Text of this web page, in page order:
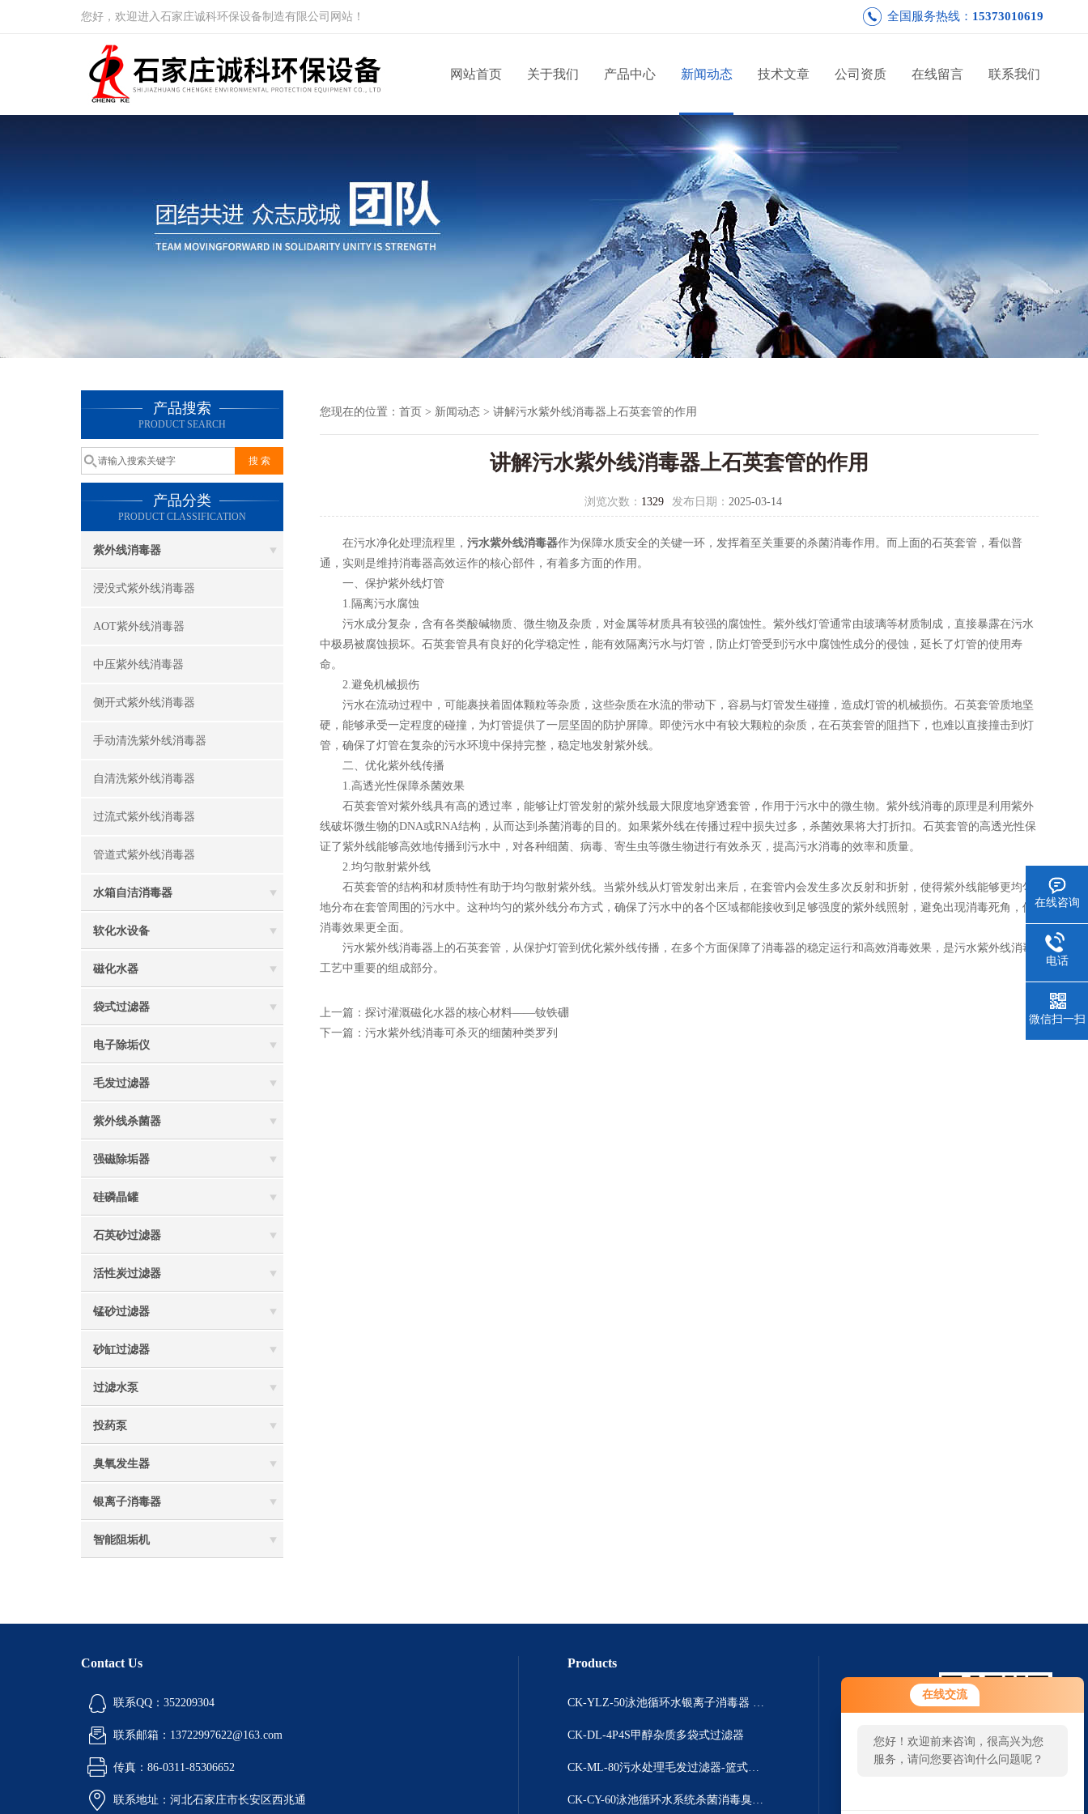
在线交流
您好！欢迎前来咨询，很高兴为您
服务，请问您要咨询什么问题呢？
您好，欢迎进入石家庄诚科环保设备制造有限公司网站！ 全国服务热线： 15373010619
网站首页 关于我们 产品中心 新闻动态 技术文章 公司资质 在线留言 联系我们
产品搜索
PRODUCT SEARCH
产品分类
PRODUCT CLASSIFICATION
紫外线消毒器
浸没式紫外线消毒器
AOT紫外线消毒器
中压紫外线消毒器
侧开式紫外线消毒器
手动清洗紫外线消毒器
自清洗紫外线消毒器
过流式紫外线消毒器
管道式紫外线消毒器
水箱自洁消毒器
软化水设备
磁化水器
袋式过滤器
电子除垢仪
毛发过滤器
紫外线杀菌器
强磁除垢器
硅磷晶罐
石英砂过滤器
活性炭过滤器
锰砂过滤器
砂缸过滤器
过滤水泵
投药泵
臭氧发生器
银离子消毒器
智能阻垢机
您现在的位置： 首页 > 新闻动态 > 讲解污水紫外线消毒器上石英套管的作用
讲解污水紫外线消毒器上石英套管的作用
浏览次数： 1329 发布日期： 2025-03-14
在污水净化处理流程里， 污水紫外线消毒器作为保障水质安全的关键一环，发挥着至关重要的杀菌消毒作用。而上面的石英套管，看似普
通，实则是维持消毒器高效运作的核心部件，有着多方面的作用。
一、保护紫外线灯管
1.隔离污水腐蚀
污水成分复杂，含有各类酸碱物质、微生物及杂质，对金属等材质具有较强的腐蚀性。紫外线灯管通常由玻璃等材质制成，直接暴露在污水
中极易被腐蚀损坏。石英套管具有良好的化学稳定性，能有效隔离污水与灯管，防止灯管受到污水中腐蚀性成分的侵蚀，延长了灯管的使用寿
命。
2.避免机械损伤
污水在流动过程中，可能裹挟着固体颗粒等杂质，这些杂质在水流的带动下，容易与灯管发生碰撞，造成灯管的机械损伤。石英套管质地坚
硬，能够承受一定程度的碰撞，为灯管提供了一层坚固的防护屏障。即使污水中有较大颗粒的杂质，在石英套管的阻挡下，也难以直接撞击到灯
管，确保了灯管在复杂的污水环境中保持完整，稳定地发射紫外线。
二、优化紫外线传播
1.高透光性保障杀菌效果
石英套管对紫外线具有高的透过率，能够让灯管发射的紫外线最大限度地穿透套管，作用于污水中的微生物。紫外线消毒的原理是利用紫外
线破坏微生物的DNA或RNA结构，从而达到杀菌消毒的目的。如果紫外线在传播过程中损失过多，杀菌效果将大打折扣。石英套管的高透光性保
证了紫外线能够高效地传播到污水中，对各种细菌、病毒、寄生虫等微生物进行有效杀灭，提高污水消毒的效率和质量。
2.均匀散射紫外线
石英套管的结构和材质特性有助于均匀散射紫外线。当紫外线从灯管发射出来后，在套管内会发生多次反射和折射，使得紫外线能够更均匀
地分布在套管周围的污水中。这种均匀的紫外线分布方式，确保了污水中的各个区域都能接收到足够强度的紫外线照射，避免出现消毒死角，使
消毒效果更全面。
污水紫外线消毒器上的石英套管，从保护灯管到优化紫外线传播，在多个方面保障了消毒器的稳定运行和高效消毒效果，是污水紫外线消毒
工艺中重要的组成部分。
上一篇： 探讨灌溉磁化水器的核心材料——钕铁硼
下一篇： 污水紫外线消毒可杀灭的细菌种类罗列
Contact Us
联系QQ：352209304
联系邮箱：13722997622@163.com
传真：86-0311-85306652
联系地址：河北石家庄市长安区西兆通
Products
CK-YLZ-50泳池循环水银离子消毒器 铜离子灭菌器
CK-DL-4P4S甲醇杂质多袋式过滤器
CK-ML-80污水处理毛发过滤器-篮式过滤器
CK-CY-60泳池循环水系统杀菌消毒臭氧发生器
在线咨询
电话
微信扫一扫